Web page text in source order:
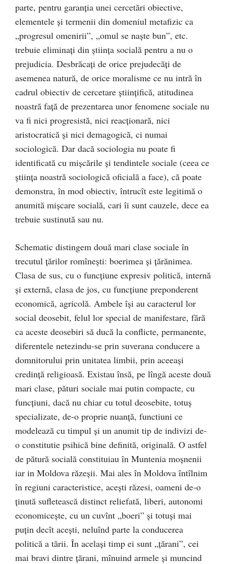
parte, pentru garanția unei cercetări obiective,
elementele şi termenii din domeniul metafizic ca
„progresul omenirii”, „omul se naşte bun”, etc.
trebuie eliminaţi din ştiinţa socială pentru a nu o
prejudicia. Desbrăcați de orice prejudecăţi de
asemenea natură, de orice moralisme ce nu intră în
cadrul obiectiv de cercetare ştiinţifică, atitudinea
noastră faţă de prezentarea unor fenomene sociale nu
va fi nici progresistă, nici reacţionară, nici
aristocratică şi nici demagogică, ci numai
sociologică. Dar dacă sociologia nu poate fi
identificată cu mişcările şi tendintele sociale (ceea ce
ştiinţa noastră sociologică oficială a face), că poate
demonstra, în mod obiectiv, întrucît este legitimă o
anumită mişcare socială, cari îi sunt cauzele, dece ea
trebuie sustinută sau nu.
Schematic distingem două mari clase sociale în
trecutul ţărilor romîneşti: boerimea şi țărănimea.
Clasa de sus, cu o funcţiune expresiv politică, internă
şi externă, clasa de jos, cu funcţiune preponderent
economică, agricolă. Ambele îşi au caracterul lor
social deosebit, felul lor special de manifestare, fără
ca aceste deosebiri să ducă la conflicte, permanente,
diferentele netezindu-se prin suverana conducere a
domnitorului prin unitatea limbii, prin aceeaşi
credinţă religioasă. Existau însă, pe lîngă aceste două
mari clase, pături sociale mai putin compacte, cu
funcţiuni, dacă nu chiar cu totul deosebite, totuş
specializate, de-o proprie nuanţă, functiuni ce
modelează cu timpul şi un anumit tip de indivizi de-
o constitutie psihică bine definită, originală. O astfel
de pătură socială constituiau în Muntenia moşnenii
iar in Moldova răzeşii. Mai ales în Moldova întîlnim
în regiuni caracteristice, aceşti răzesi, oameni de-o
ţinută sufletească distinct reliefată, liberi, autonomi
economiceşte, cu un cuvînt „boeri” şi totuşi mai
puțin decît aceşti, neluînd parte la conducerea
politică a tării. În acelaşi timp ei sunt „țărani”, cei
mai bravi dintre țărani, mînuind armele şi muncind